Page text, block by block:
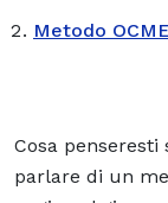
Metodo
Cosa
parlare di un